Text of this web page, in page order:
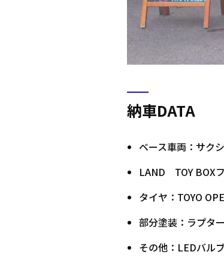
納車DATA
ベース車両：サク
LAND TOY BOX
タイヤ：TOYO
部分塗装：ラプタ
その他：LEDバル